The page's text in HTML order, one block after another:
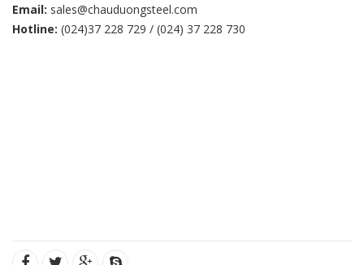
Email: sales@chauduongsteel.com
Hotline: (024)37 228 729 / (024) 37 228 730